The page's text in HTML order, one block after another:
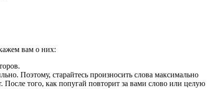
вам о них:
Поэтому, старайтесь произносить слова максимально
того, как попугай повторит за вами слово или целую